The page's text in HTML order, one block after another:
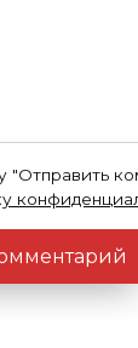
"Отправить